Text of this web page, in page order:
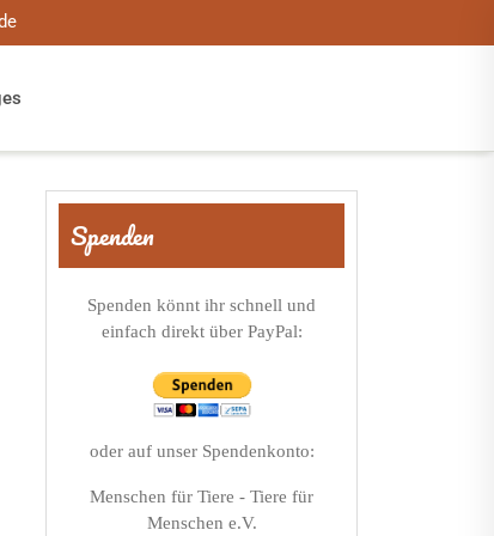
Spenden
Spenden könnt ihr schnell und
einfach direkt über PayPal:
oder auf unser Spendenkonto:
Menschen für Tiere - Tiere für
Menschen e.V.